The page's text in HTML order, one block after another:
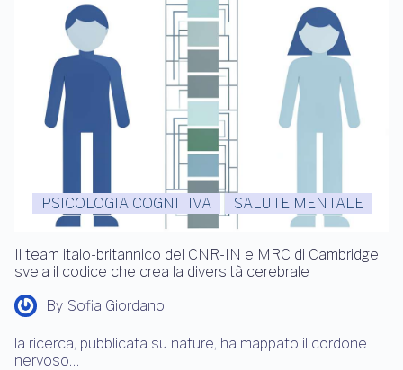
PSICOLOGIA COGNITIVA SALUTE MENTALE
Il team italo-britannico del CNR-IN e MRC di Cambridge
svela il codice che crea la diversità cerebrale
By Sofia Giordano
la ricerca, pubblicata su nature, ha mappato il cordone
nervoso…